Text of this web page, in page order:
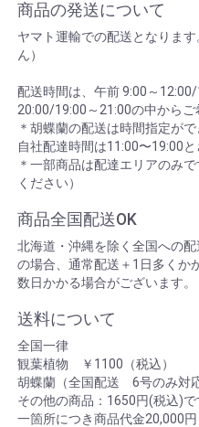
商品の発送について
ヤマト運輸での配送となりま
ん）
配送時間は、午前 9:00～
20:00/19:00～21:00の中からご
＊胡蝶蘭の配送は時間指定が
自社配達時間は11:00〜19:00と
＊一部商品は配達エリアのみ
ください）
商品全国配送OK
北海道・沖縄を除く全国への
の場合、通常配送＋1日多くか
数日かかる場合がございます。
送料について
全国一律
観葉植物 ￥1100（税込）
胡蝶蘭（全国配送 6号のみ対
その他の商品：1650円(税込)で
一箇所につき商品代金20,000